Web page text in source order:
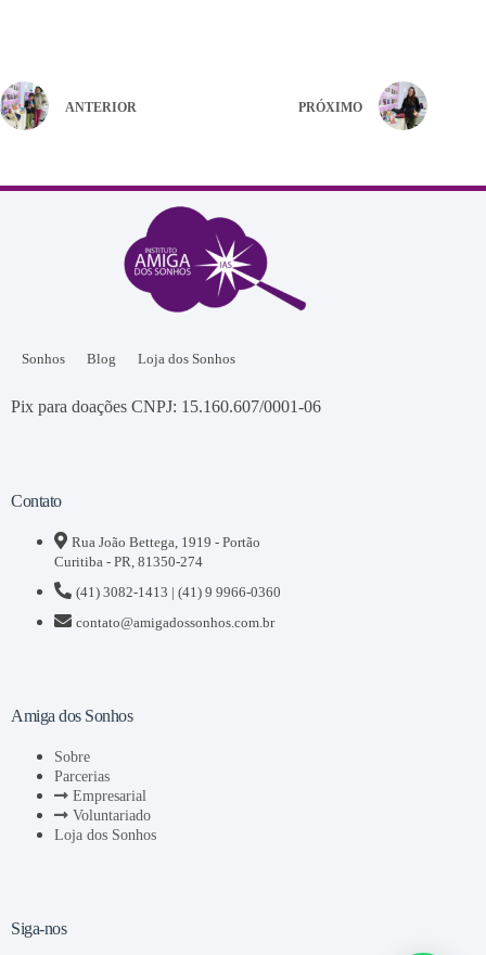
ANTERIOR PRÓXIMO
Sonhos Blog Loja dos Sonhos
Pix para doações CNPJ: 15.160.607/0001-06
Contato
Rua João Bettega, 1919 - Portão
Curitiba - PR, 81350-274
(41) 3082-1413 | (41) 9 9966-0360
contato@amigadossonhos.com.br
Amiga dos Sonhos
Sobre
Parcerias
Empresarial
Voluntariado
Loja dos Sonhos
Siga-nos